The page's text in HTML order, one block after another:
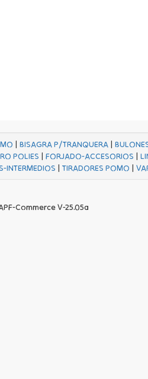
| BISAGRA P/TRANQUERA|
POLIES |FORJADO-ACCESORIOS |
INTERMEDIOS | TIRADORES POMO |
Commerce V-25.05a